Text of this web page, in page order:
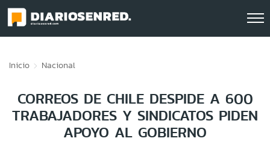
Inicio Nacional
CORREOS DE CHILE DESPIDE A 600
TRABAJADORES Y SINDICATOS PIDEN
APOYO AL GOBIERNO